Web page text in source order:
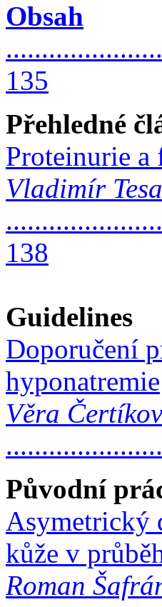
Obsah
135
Přehledné
Proteinurie a
Vladimír
138
Guidelines
Doporučení
hyponatremie
Věra
Původní
Asymetrický
kůže v
Roman